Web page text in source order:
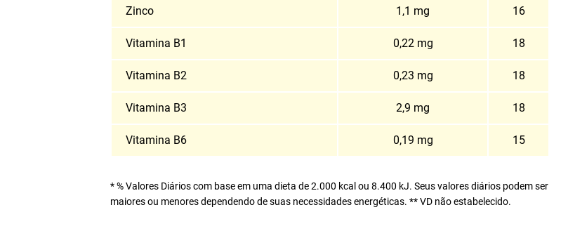
Zinco 1,1 mg 16
Vitamina B1 0,22 mg 18
Vitamina B2 0,23 mg 18
Vitamina B3 2,9 mg 18
Vitamina B6 0,19 mg 15
* % Valores Diários com base em uma dieta de 2.000 kcal ou 8.400 kJ. Seus valores diários podem ser
maiores ou menores dependendo de suas necessidades energéticas. ** VD não estabelecido.